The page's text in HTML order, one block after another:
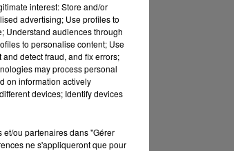
interest: Store and/or
advertising; Use profiles to
Understand audiences through
to personalise content; Use
detect fraud, and fix errors;
may process personal
on information actively
devices; Identify devices
et/ou partenaires dans "Gérer
ne s'appliqueront que pour